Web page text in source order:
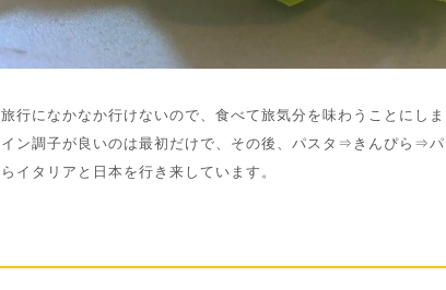
旅行になかなか行けないので、食べて旅気分を味わうことにし
イン調子が良いのは最初だけで、その後、パスタ⇒きんぴら⇒
らイタリアと日本を行き来しています。